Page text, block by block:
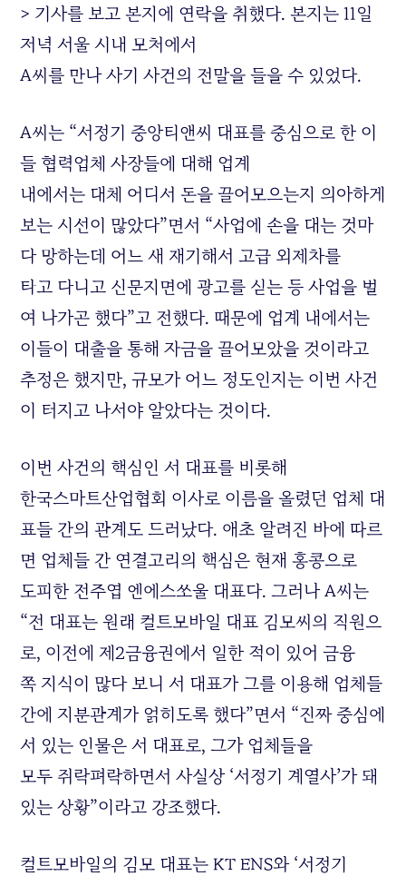
> 기사를 보고 본지에 연락을 취했다. 본지는 11일
저녁 서울 시내 모처에서
A씨를 만나 사기 사건의 전말을 들을 수 있었다.
A씨는 “서정기 중앙티앤씨 대표를 중심으로 한 이
들 협력업체 사장들에 대해 업계
내에서는 대체 어디서 돈을 끌어모으는지 의아하게
보는 시선이 많았다”면서 “사업에 손을 대는 것마
다 망하는데 어느 새 재기해서 고급 외제차를
타고 다니고 신문지면에 광고를 싣는 등 사업을 벌
여 나가곤 했다”고 전했다. 때문에 업계 내에서는
이들이 대출을 통해 자금을 끌어모았을 것이라고
추정은 했지만, 규모가 어느 정도인지는 이번 사건
이 터지고 나서야 알았다는 것이다.
이번 사건의 핵심인 서 대표를 비롯해
한국스마트산업협회 이사로 이름을 올렸던 업체 대
표들 간의 관계도 드러났다. 애초 알려진 바에 따르
면 업체들 간 연결고리의 핵심은 현재 홍콩으로
도피한 전주엽 엔에스쏘울 대표다. 그러나 A씨는
“전 대표는 원래 컬트모바일 대표 김모씨의 직원으
로, 이전에 제2금융권에서 일한 적이 있어 금융
쪽 지식이 많다 보니 서 대표가 그를 이용해 업체들
간에 지분관계가 얽히도록 했다”면서 “진짜 중심에
서 있는 인물은 서 대표로, 그가 업체들을
모두 쥐락펴락하면서 사실상 ‘서정기 계열사’가 돼
있는 상황”이라고 강조했다.
컬트모바일의 김모 대표는 KT ENS와 ‘서정기